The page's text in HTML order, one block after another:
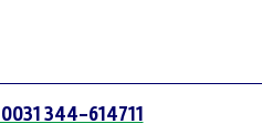
344-614711